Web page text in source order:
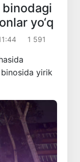
binodagi
yo‘q
1 591
yirik